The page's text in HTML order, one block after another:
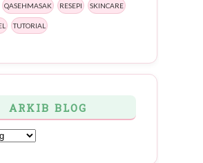
QASEHMASAK RESEPI SKINCARE
TUTORIAL
ARKIB BLOG